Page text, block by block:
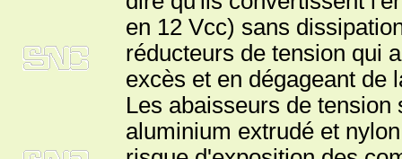
en 12 Vcc) sans
réducteurs de tension qui
excès et en dégageant de
Les abaisseurs de
aluminium extrudé et